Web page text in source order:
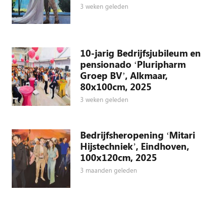
3 weken geleden
10-jarig Bedrijfsjubileum en
pensionado ‘Pluripharm
Groep BV’, Alkmaar,
80x100cm, 2025
3 weken geleden
Bedrijfsheropening ‘Mitari
Hijstechniek’, Eindhoven,
100x120cm, 2025
3 maanden geleden